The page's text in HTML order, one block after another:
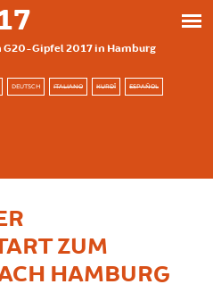
G20-Gipfel 2017 in Hamburg
DEUTSCH ITALIANO KURDÎ ESPAÑOL
ZUM
HAMBURG